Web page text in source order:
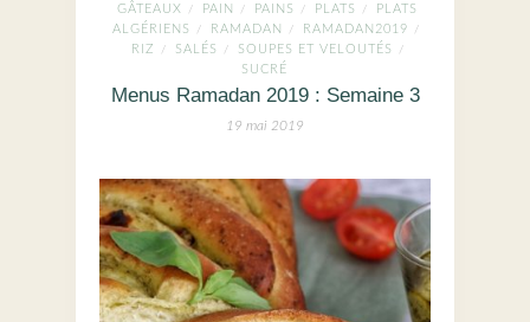
GÂTEAUX / PAIN / PAINS / PLATS /
PLATS
ALGÉRIENS
/ RAMADAN / RAMADAN2019 /
RIZ / SALÉS / SOUPES ET VELOUTÉS /
SUCRÉ
Menus Ramadan 2019 : Semaine 3
19 mai 2019